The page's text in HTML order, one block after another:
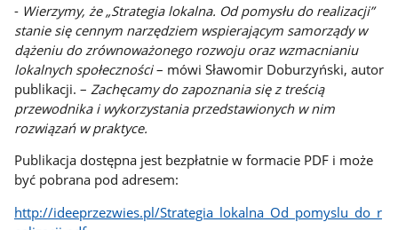
- Wierzymy, że „Strategia lokalna. Od pomysłu do realizacji”
stanie się cennym narzędziem wspierającym samorządy w
dążeniu do zrównoważonego rozwoju oraz wzmacnianiu
lokalnych społeczności– mówi Sławomir Doburzyński, autor
publikacji. – Zachęcamy do zapoznania się z treścią
przewodnika i wykorzystania przedstawionych w nim
rozwiązań w praktyce.
Publikacja dostępna jest bezpłatnie w formacie PDF i może
być pobrana pod adresem:
http://ideeprzezwies.pl/Strategia_lokalna_Od_pomyslu_do_r